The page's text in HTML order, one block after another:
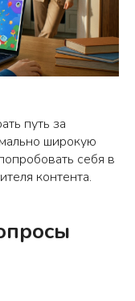
путь за
широкую
себя в
контента.